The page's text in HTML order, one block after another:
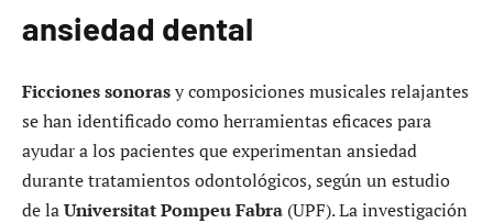
ansiedad dental
Ficciones sonorasy composiciones musicales relajantes
se han identificado como herramientas eficaces para
ayudar a los pacientes que experimentan ansiedad
durante tratamientos odontológicos, según un estudio
de laUniversitat Pompeu Fabra (UPF). La investigación